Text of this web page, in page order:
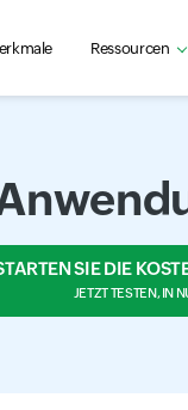
Ressourcen
SIE DIE
JETZT TESTEN, IN